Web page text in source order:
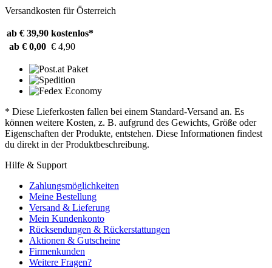
Versandkosten für Österreich
ab € 39,90 kostenlos*
ab € 0,00 € 4,90
* Diese Lieferkosten fallen bei einem Standard-Versand an. Es
können weitere Kosten, z. B. aufgrund des Gewichts, Größe oder
Eigenschaften der Produkte, entstehen. Diese Informationen findest
du direkt in der Produktbeschreibung.
Hilfe & Support
Zahlungsmöglichkeiten
Meine Bestellung
Versand & Lieferung
Mein Kundenkonto
Rücksendungen & Rückerstattungen
Aktionen & Gutscheine
Firmenkunden
Weitere Fragen?